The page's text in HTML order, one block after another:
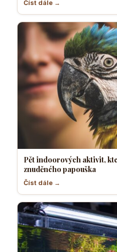
Číst dále →
Pět indoorových aktivit,
znuděného papouška
Číst dále →